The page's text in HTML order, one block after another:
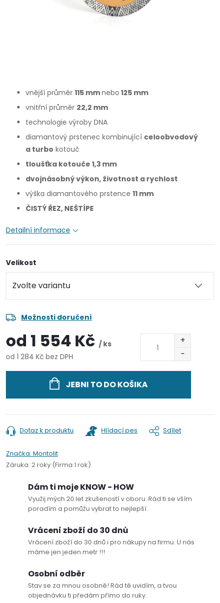
vnější průměr 115 mmnebo 125 mm
vnitřní průměr 22,2 mm
technologie výroby DNA
diamantový prstenec kombinující celoobvodový
a turbo kotouč
tloušťka kotouče 1,3 mm
dvojnásobný výkon, životnost a rychlost
výška diamantového prstence 11 mm
ČISTÝ ŘEZ, NEŠTÍPE
Detailní informace
Velikost
Možnosti doručení
od 1 554 Kč / ks
od 1 284 Kč bez DPH
JEBNI TO DO KOŠIKA
Dotaz k produktu Hlídací pes Sdílet
Značka: Montolit
Záruka: 2 roky (Firma 1 rok)
Dám ti moje KNOW - HOW
Využij mých 20 let zkušeností v oboru. Rád ti se vším
poradím a pomůžu vybrat to nejlepší.
Vrácení zboží do 30 dnů
Vrácení zboží do 30 dnů i pro nákupy na firmu. U nás
máme jen jeden metr !!!
Osobní odběr
Stav se za mnou osobně! Rád tě uvidím, a tvou
objednávku ti předám přímo do ruky.